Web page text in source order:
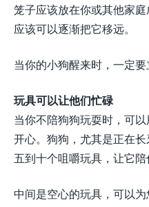
笼子应该放在你或其他家
应该可以逐渐把它移远。
当你的小狗醒来时，一定要
玩具可以让他们忙碌
当你不陪狗狗玩耍时，可
开心。狗狗，尤其是正在
五到十个咀嚼玩具，让它陪
中间是空心的玩具，可以